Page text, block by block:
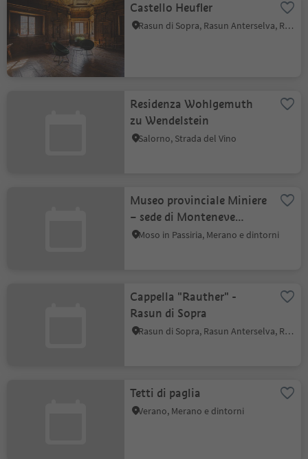
Castello Heufler
Rasun di Sopra, Rasun Anterselva, Regione dolomitica Plan de Corones
Residenza Wohlgemuth
zu Wendelstein
Salorno, Strada del Vino
Museo provinciale Miniere
– sede di Monteneve
nell'Alta Val Passiria
Moso in Passiria, Merano e dintorni
Cappella "Rauther" -
Rasun di Sopra
Rasun di Sopra, Rasun Anterselva, Regione dolomitica Plan de Corones
Tetti di paglia
Verano, Merano e dintorni